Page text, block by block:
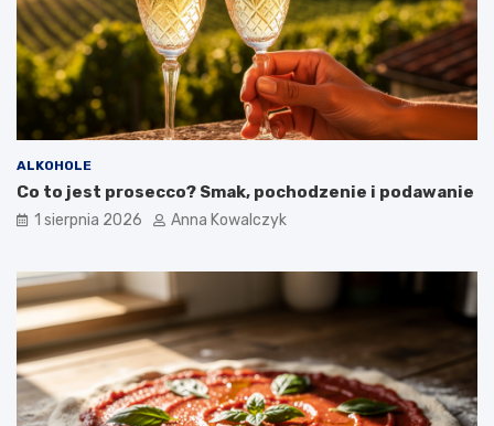
ALKOHOLE
Co to jest prosecco? Smak, pochodzenie i podawanie
1 sierpnia 2026 Anna Kowalczyk